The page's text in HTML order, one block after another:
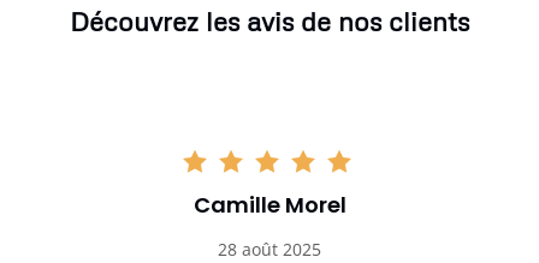
Découvrez les avis de nos clients
Camille Morel
28 août 2025